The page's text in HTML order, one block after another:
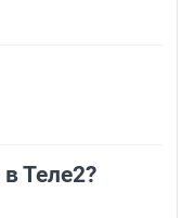
Теле2?